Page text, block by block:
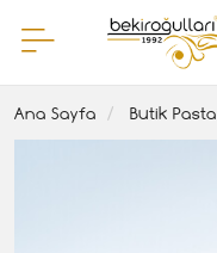
Ana Sayfa Butik Pasta